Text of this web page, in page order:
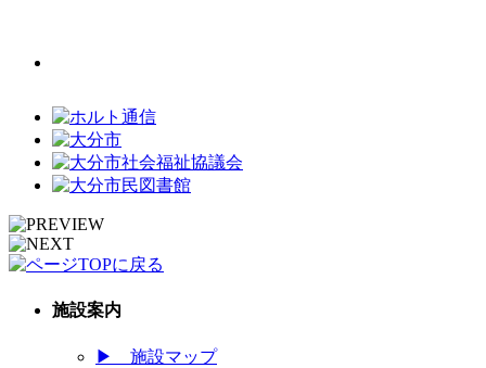
施設案内
▶ 施設マップ